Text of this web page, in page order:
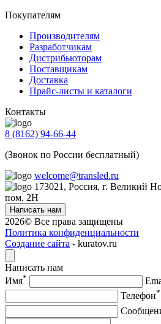
Покупателям
Производителям
Разработчикам
Дистрибьюторам
Поставщикам
Доставка
Прайс-листы и каталоги
Контакты
8 (8162) 94-66-44
(Звонок по России бесплатный)
welcome@transled.ru
173021, Россия, г. Великий
пом. 2Н
Написать нам
2026© Все права защищены
Политика конфиденциальности
Создание сайта - kuratov.ru
Написать нам
Имя*
Телефон*